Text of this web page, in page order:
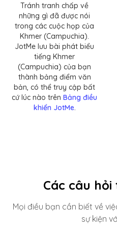
Tránh tranh chấp về
những gì đã được nói
trong các cuộc họp của
Khmer (Campuchia).
JotMe lưu bài phát biểu
tiếng Khmer
(Campuchia) của bạn
thành bảng điểm văn
bản, có thể truy cập bất
cứ lúc nào trênBảng điều
khiển JotMe.
Các câu
Mọi điều bạn cần biết về
sự kiện